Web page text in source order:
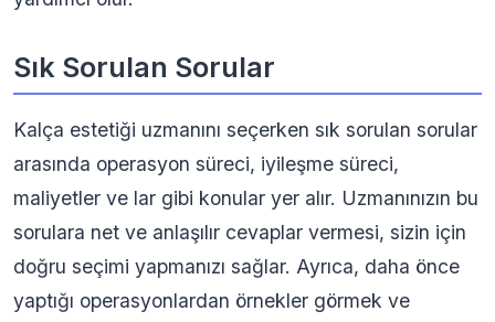
Sık Sorulan Sorular
Kalça estetiği uzmanını seçerken sık sorulan sorular
arasında operasyon süreci, iyileşme süreci,
maliyetler ve lar gibi konular yer alır. Uzmanınızın bu
sorulara net ve anlaşılır cevaplar vermesi, sizin için
doğru seçimi yapmanızı sağlar. Ayrıca, daha önce
yaptığı operasyonlardan örnekler görmek ve